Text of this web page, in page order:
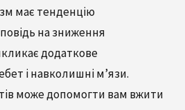
має тенденцію
на зниження
додаткове
і навколишні м’язи.
може допомогти вам вжити